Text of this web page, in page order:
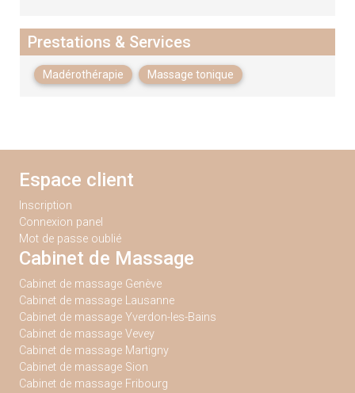
Prestations & Services
Madérothérapie Massage tonique
Espace client
Inscription
Connexion panel
Mot de passe oublié
Cabinet de Massage
Cabinet de massage Genève
Cabinet de massage Lausanne
Cabinet de massage Yverdon-les-Bains
Cabinet de massage Vevey
Cabinet de massage Martigny
Cabinet de massage Sion
Cabinet de massage Fribourg